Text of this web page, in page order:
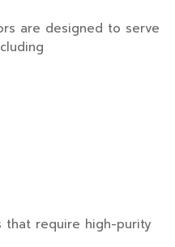
are designed to serve
that require high-purity